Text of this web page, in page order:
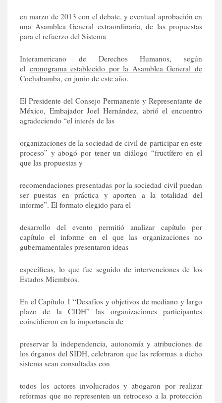
en marzo de 2013 con el debate, y eventual aprobación en
una Asamblea General extraordinaria, de las propuestas
para el refuerzo del Sistema
Interamericano de Derechos Humanos, según
el cronograma establecido por la Asamblea General de
Cochabamba, en junio de este año.
El Presidente del Consejo Permanente y Representante de
México, Embajador Joel Hernández, abrió el encuentro
agradeciendo “el interés de las
organizaciones de la sociedad de civil de participar en este
proceso” y abogó por tener un diálogo “fructífero en el
que las propuestas y
recomendaciones presentadas por la sociedad civil puedan
ser puestas en práctica y aporten a la totalidad del
informe”. El formato elegido para el
desarrollo del evento permitió analizar capítulo por
capítulo el informe en el que las organizaciones no
gubernamentales presentaron ideas
específicas, lo que fue seguido de intervenciones de los
Estados Miembros.
En el Capítulo 1 “Desafíos y objetivos de mediano y largo
plazo de la CIDH” las organizaciones participantes
coincidieron en la importancia de
preservar la independencia, autonomía y atribuciones de
los órganos del SIDH, celebraron que las reformas a dicho
sistema sean consultadas con
todos los actores involucrados y abogaron por realizar
reformas que no representen un retroceso a la protección